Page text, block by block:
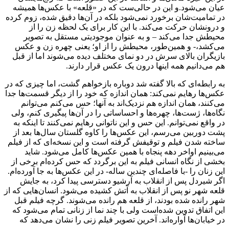
عیان می‌شود.و این در حالی‌ست که در «قلعه» با عکس‌ها همیشه
در تمامیت‌شان برخورد نمی‌شود بلکه در آن‌ها دقیق شده، زوم کرده
و درونشان حرکت می‌کند. با این کار برای یک لحظه زن را از
محیطش جدا می‌کند – و به عنوان موجودیتی مستقل به تصویر
می‌کشد،- و همین‌طور، محیطش را از او؛ یعنی چهره زن و عکس
بازیگران بالای سرش در دو نمای مختلف دیده می‌شوند اما از قبل
هم می‌دانیم همه اینها درون یک عکس قرار دارند.
به رابطه‌ای که بالا گفته شد دوباره بازخواهم گشت، اما چیزی که در
عکس‌ها رهایم نمی‌کند: همان اندازه که خود را از دیگر قسمت‌ها جدا
می‌کنند، همان اندازه هم نزدیک‌اند به آنها؛ حس می‌کنم می‌توانم
نگاه‌ها، ژست‌ها، چهره‌ها و احساساتی را در آن‌ها پیگیری کنم، ولی
در واقع نمی‌توانم. این حس و این ناتوانی رهایم نمی‌کنند تا اینکه به
پشت دوربین می‌رسم، این عکس‌ها را کاوه گلستان سال‌ها بعد از
ساخته شدن فیلم و توقیفش گرفته است و این نسخه‌ای که از فیلم
می‌بینیم اواخر دهه پنجاه با همین عکس‌ها کامل می‌شود. شاید
بخشی از نگاه انسانی فیلم به این برگردد که حس کرده‌ام برخی از
این زنان را -با فاصله‌ای چندین ساله- در این عکس‌ها به جا آورده‌ام.
اگر شیردل پس از انقلاب به آرشیو دسترسی پیدا کرد، به جایش
قلعه شهر نو پس از انقلاب به آتش کشیده می‌شود. انسان‌هایی که از
شهر رانده شده بودند، از قلعه هم رانده می‌شوند. گرچه فیلم قبل
این اتفاق تدوین شده‌است ولی با چند نما از زنانی تمام می‌شود که
در خیابان‌ها آواره‌اند. آخرین تصویر فیلم زنی را نشان می‌دهد که